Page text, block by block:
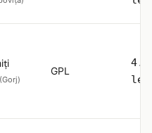
(Gorj)
GPL